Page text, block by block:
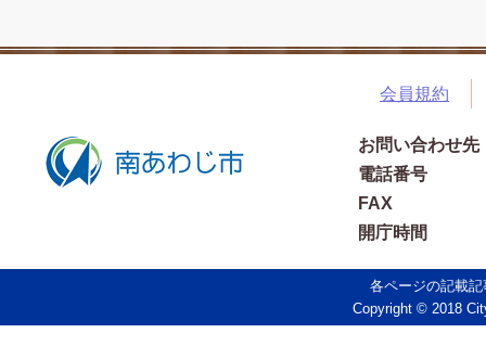
会員規約
お問い合わせ先
電話番号
FAX
開庁時間
各ページの記載
Copyright © 2018